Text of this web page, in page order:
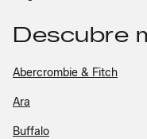
Descubre
Abercrombie & Fitch
Ara
Buffalo